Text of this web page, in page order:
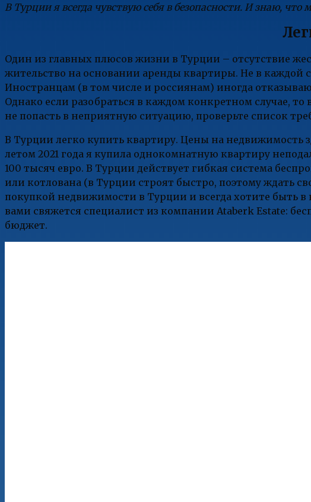
В Турции я всегда чувствую себя в безопасности. И знаю, что
Один из главных плюсов жизни в Турции – отсутствие
жительство на основании аренды квартиры. Не в каждой
Иностранцам (в том числе и россиянам) иногда
Однако если разобраться в каждом конкретном случае,
не попасть в неприятную ситуацию, проверьте список
В Турции легко купить квартиру. Цены на недвижимость
летом 2021 года я купила однокомнатную квартиру
100 тысяч евро. В Турции действует гибкая система
или котлована (в Турции строят быстро, поэтому ждать
покупкой недвижимости в Турции и всегда хотите быть
вами свяжется специалист из компании Ataberk Estate:
бюджет.